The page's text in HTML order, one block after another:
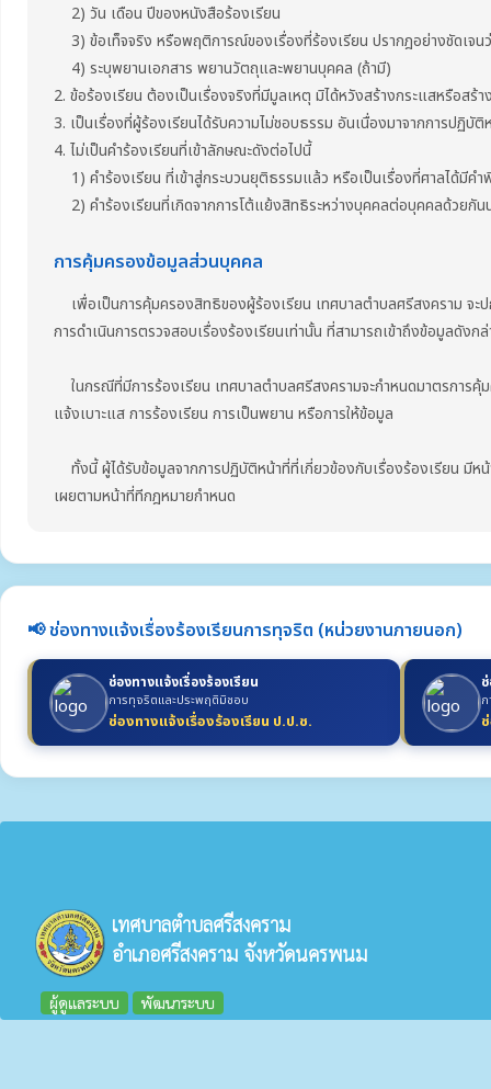
2) วัน เดือน ปีของหนังสือร้องเรียน
3) ข้อเท็จจริง หรือพฤติการณ์ของเรื่องที่ร้องเรียน ปรากฎอย่างชัดเจน
4) ระบุพยานเอกสาร พยานวัตถุและพยานบุคคล (ถ้ามี)
2. ข้อร้องเรียน ต้องเป็นเรื่องจริงที่มีมูลเหตุ มิได้หวังสร้างกระแสหรือสร้
3. เป็นเรื่องที่ผู้ร้องเรียนได้รับความไม่ชอบธรรม อันเนื่องมาจากการปฏิบั
4. ไม่เป็นคำร้องเรียนที่เข้าลักษณะดังต่อไปนี้
1) คำร้องเรียน ที่เข้าสู่กระบวนยุติธรรมแล้ว หรือเป็นเรื่องที่ศาลได้มีค
2) คำร้องเรียนที่เกิดจากการโต้แย้งสิทธิระหว่างบุคคลต่อบุคคลด้วยกั
การคุ้มครองข้อมูลส่วนบุคคล
เพื่อเป็นการคุ้มครองสิทธิของผู้ร้องเรียน เทศบาลตำบลศรีสงคราม จะ
การดำเนินการตรวจสอบเรื่องร้องเรียนเท่านั้น ที่สามารถเข้าถึงข้อมูลดังกล่
ในกรณีที่มีการร้องเรียน เทศบาลตำบลศรีสงครามจะกำหนดมาตรการคุ้
แจ้งเบาะแส การร้องเรียน การเป็นพยาน หรือการให้ข้อมูล
ทั้งนี้ ผู้ได้รับข้อมูลจากการปฏิบัติหน้าที่ที่เกี่ยวข้องกับเรื่องร้องเรียน มีห
เผยตามหน้าที่ทีกฎหมายกำหนด
📢 ช่องทางแจ้งเรื่องร้องเรียนการทุจริต (หน่วยงานภายนอก)
ช่องทางแจ้งเรื่องร้องเรียน
การทุจริตและประพฤติมิชอบ
ช่องทางแจ้งเรื่องร้องเรียน ป.ป.ช.
เทศบาลตำบลศรีสงคราม
อำเภอศรีสงคราม จังหวัดนครพนม
ผู้ดูแลระบบ พัฒนาระบบ